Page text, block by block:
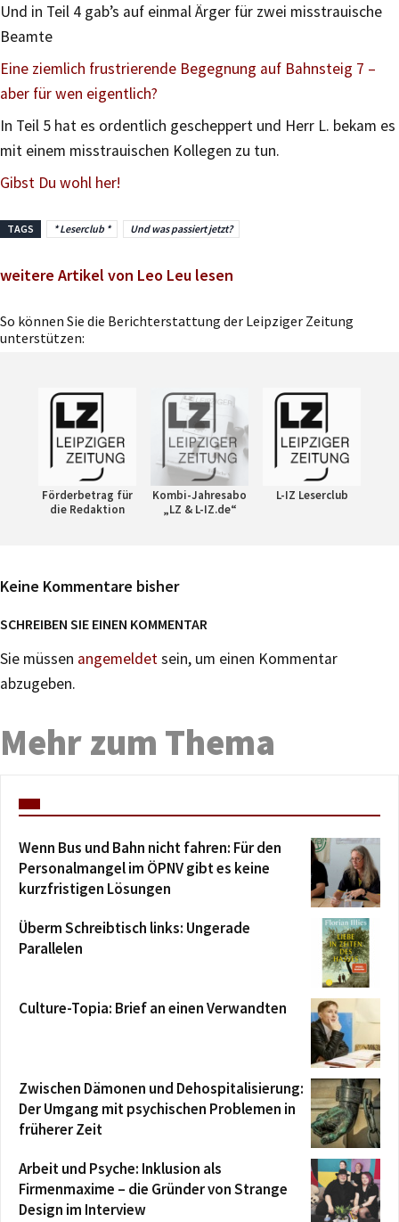
Und in Teil 4 gab’s auf einmal Ärger für zwei misstrauische
Beamte
Eine ziemlich frustrierende Begegnung auf Bahnsteig 7 –
aber für wen eigentlich?
In Teil 5 hat es ordentlich gescheppert und Herr L. bekam es
mit einem misstrauischen Kollegen zu tun.
Gibst Du wohl her!
TAGS * Leserclub * Und was passiert jetzt?
weitere Artikel von Leo Leu lesen
So können Sie die Berichterstattung der Leipziger Zeitung
unterstützen:
Förderbetrag für
die Redaktion
Kombi-Jahresabo
„LZ & L-IZ.de“
L-IZ Leserclub
Keine Kommentare bisher
SCHREIBEN SIE EINEN KOMMENTAR
Sie müssen angemeldetsein, um einen Kommentar
abzugeben.
Mehr zum Thema
Wenn Bus und Bahn nicht fahren: Für den
Personalmangel im ÖPNV gibt es keine
kurzfristigen Lösungen
Überm Schreibtisch links: Ungerade
Parallelen
Culture-Topia: Brief an einen Verwandten
Zwischen Dämonen und Dehospitalisierung:
Der Umgang mit psychischen Problemen in
früherer Zeit
Arbeit und Psyche: Inklusion als
Firmenmaxime – die Gründer von Strange
Design im Interview